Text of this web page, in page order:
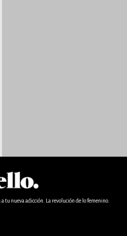
tu nueva adicción. La revolución de lo femenino.